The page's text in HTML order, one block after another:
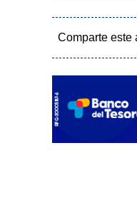
Comparte este